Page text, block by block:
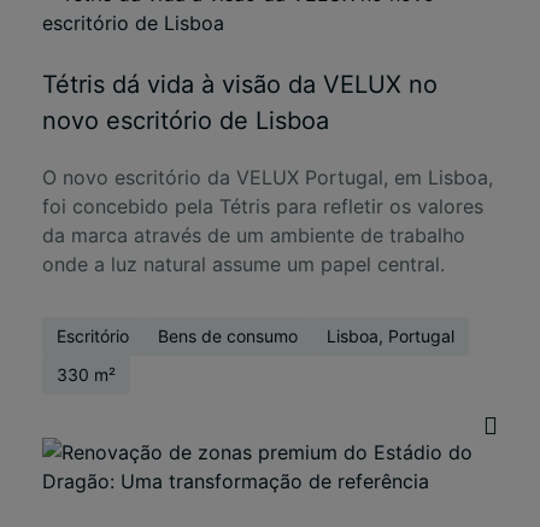
Tétris dá vida à visão da VELUX no
novo escritório de Lisboa
O novo escritório da VELUX Portugal, em Lisboa,
foi concebido pela Tétris para refletir os valores
da marca através de um ambiente de trabalho
onde a luz natural assume um papel central.
Escritório Bens de consumo
Lisboa, Portugal
330 m²